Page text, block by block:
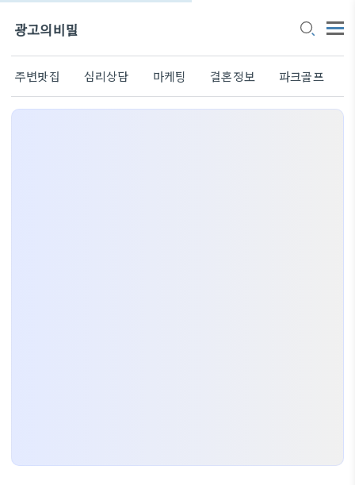
광고의비밀
주변맛집 심리상담 마케팅 결혼정보 파크골프